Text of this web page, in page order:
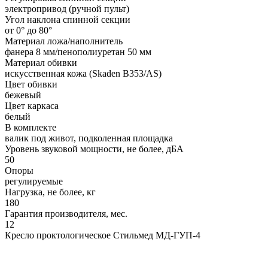
электропривод (ручной пульт)
Угол наклона спинной секции
от 0° до 80°
Материал ложа/наполнитель
фанера 8 мм/пенополиуретан 50 мм
Материал обивки
искусственная кожа (Skaden B353/AS)
Цвет обивки
бежевый
Цвет каркаса
белый
В комплекте
валик под живот, подколенная площадка
Уровень звуковой мощности, не более, дБА
50
Опоры
регулируемые
Нагрузка, не более, кг
180
Гарантия производителя, мес.
12
Кресло проктологическое Стильмед МД-ГУП-4